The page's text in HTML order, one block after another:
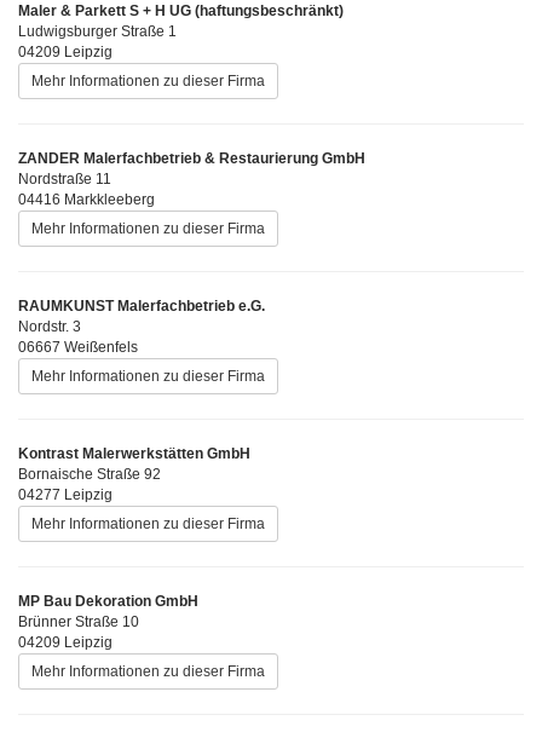
Maler & Parkett S + H UG (haftungsbeschränkt)
Ludwigsburger Straße 1
04209 Leipzig
Mehr Informationen zu dieser Firma
ZANDER Malerfachbetrieb & Restaurierung GmbH
Nordstraße 11
04416 Markkleeberg
Mehr Informationen zu dieser Firma
RAUMKUNST Malerfachbetrieb e.G.
Nordstr. 3
06667 Weißenfels
Mehr Informationen zu dieser Firma
Kontrast Malerwerkstätten GmbH
Bornaische Straße 92
04277 Leipzig
Mehr Informationen zu dieser Firma
MP Bau Dekoration GmbH
Brünner Straße 10
04209 Leipzig
Mehr Informationen zu dieser Firma